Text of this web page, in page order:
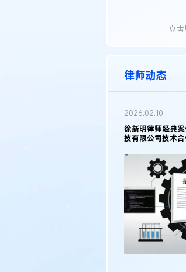
植物新
地理标志
集成电路
传统文化
点
律师动态
2026.02.10
徐新明律师经典
技有限公司技术